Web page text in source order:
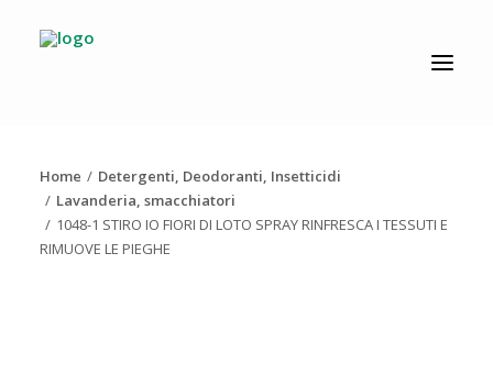
AZIENDA
NEWS
Home
Detergenti, Deodoranti, Insetticidi
Lavanderia, smacchiatori
1048-1 STIRO IO FIORI DI LOTO SPRAY RINFRESCA I TESSUTI E
RIMUOVE LE PIEGHE